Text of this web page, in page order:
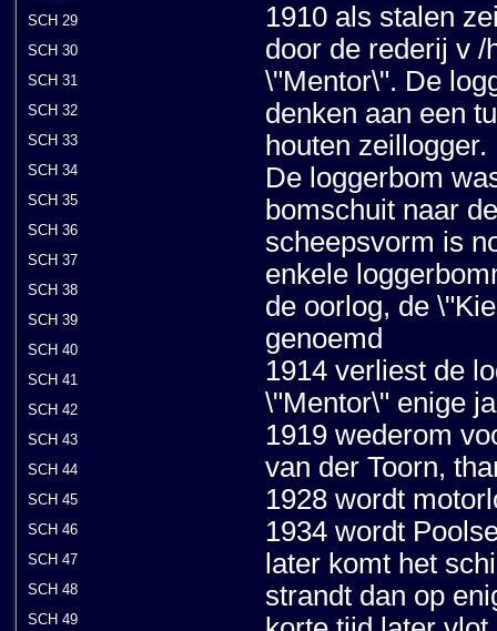
SCH 29
SCH 30
SCH 31
SCH 32
SCH 33
SCH 34
SCH 35
SCH 36
SCH 37
SCH 38
SCH 39
SCH 40
SCH 41
SCH 42
SCH 43
SCH 44
SCH 45
SCH 46
SCH 47
SCH 48
SCH 49
1910 als stalen
door de rederij v /
\"Mentor\". De
denken aan een
houten zeillogger.
De loggerbom
bomschuit naar
scheepsvorm is
enkele
de oorlog, de
genoemd
1914 verliest de
\"Mentor\" enige
1919 wederom
van der Toorn,
1928 wordt
1934 wordt
later komt het
strandt dan op